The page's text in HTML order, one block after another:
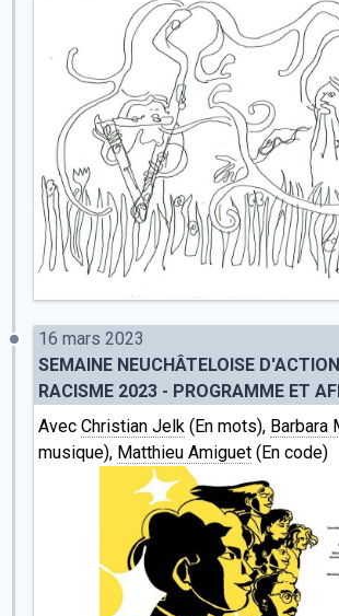
16 mars 2023
SEMAINE NEUCHÂTELOISE
RACISME 2023 - PROGRAMME ET
Avec Christian Jelk (En mots), Barbara
musique), Matthieu Amiguet (En code)